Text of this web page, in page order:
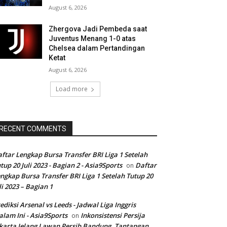
August 6, 2026
Zhergova Jadi Pembeda saat
Juventus Menang 1-0 atas
Chelsea dalam Pertandingan
Ketat
August 6, 2026
Load more
COMMENTS
Lengkap Bursa Transfer BRI Liga 1 Setelah
20 Juli 2023 - Bagian 2 - Asia9Sports on Daftar
Bursa Transfer BRI Liga 1 Setelah Tutup 20
2023 – Bagian 1
Arsenal vs Leeds - Jadwal Liga Inggris
Ini - Asia9Sports on Inkonsistensi Persija